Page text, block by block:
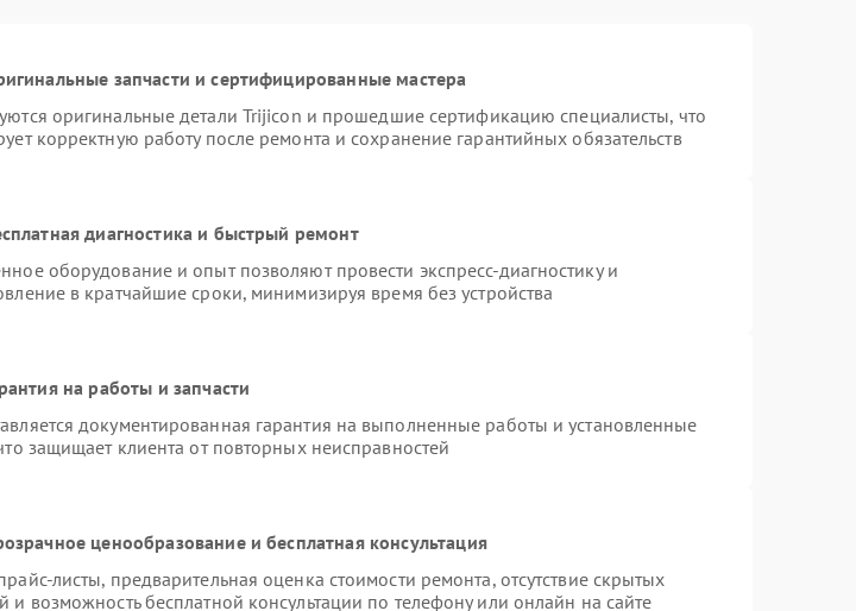
запчасти и сертифицированные мастера
оригинальные детали Trijicon и прошедшие сертификацию специалисты, что
корректную работу после ремонта и сохранение гарантийных обязательств
диагностика и быстрый ремонт
оборудование и опыт позволяют провести экспресс-диагностику и
в кратчайшие сроки, минимизируя время без устройства
на работы и запчасти
документированная гарантия на выполненные работы и установленные
защищает клиента от повторных неисправностей
ценообразование и бесплатная консультация
листы, предварительная оценка стоимости ремонта, отсутствие скрытых
и возможность бесплатной консультации по телефону или онлайн на сайте